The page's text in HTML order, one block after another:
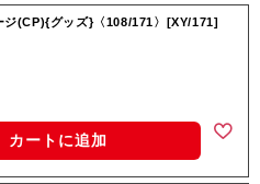
ジ(CP){グッズ}〈108/171〉[XY/171]
カートに追加